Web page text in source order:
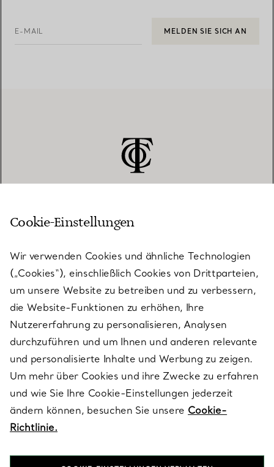
E-MAIL MELDEN SIE SICH AN
KUNDENSERVICE
SERVICES
ÜBER TIFFANY & CO.
RECHTLICHE HINWEISE
FOLGEN SIE UNS
Cookie-Einstellungen
Wir verwenden Cookies und ähnliche Technologien
(„Cookies“), einschließlich Cookies von Drittparteien,
um unsere Website zu betreiben und zu verbessern,
die Website-Funktionen zu erhöhen, Ihre
Nutzererfahrung zu personalisieren, Analysen
durchzuführen und um Ihnen und anderen relevante
und personalisierte Inhalte und Werbung zu zeigen.
Um mehr über Cookies und ihre Zwecke zu erfahren
und wie Sie Ihre Cookie-Einstellungen jederzeit
ändern können, besuchen Sie unsere Cookie-
Richtlinie.